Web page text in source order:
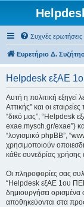
Συχνές ερωτήσεις
Ευρετήριο Δ.
Helpdesk εξΑΕ
Αυτή η πολιτική
Αττικής” και οι
“δικό μας”, “Helpdesk
exae.mysch.gr/exae”)
“λογισμικό phpBB”,
χρησιμοποιούν
κάθε συνεδρίας χρήσης
Οι πληροφορίες σας
“Helpdesk εξΑΕ 1ου
δημιουργήσει ορισμένα
αποθηκεύονται στα